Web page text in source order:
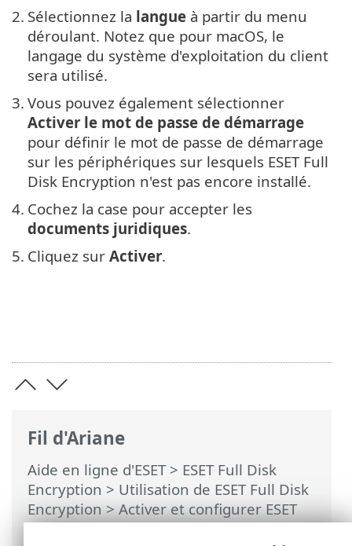
Fil d'Ariane
Aide en ligne d'ESET> ESET Full Disk
Encryption > Utilisation de ESET Full Disk
Encryption>Activer et configurer ESET
Full Disk Encryption>Déploiement du
2. Sélectionnez la langue à partir du menu
déroulant. Notez que pour macOS, le
langage du système d'exploitation du client
sera utilisé.
3. Vous pouvez également sélectionner
Activer le mot de passe de démarrage
pour définir le mot de passe de démarrage
sur les périphériques sur lesquels ESET Full
Disk Encryption n'est pas encore installé.
4. Cochez la case pour accepter les
documents juridiques.
5. Cliquez sur Activer.